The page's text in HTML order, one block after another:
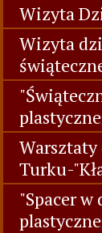
Wizyta
Wizyta
Turku-
"Spacer w